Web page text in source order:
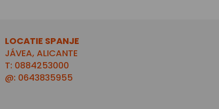
LOCATIE SPANJE
JÁVEA, ALICANTE
T: 0884253000
@: 0643835955